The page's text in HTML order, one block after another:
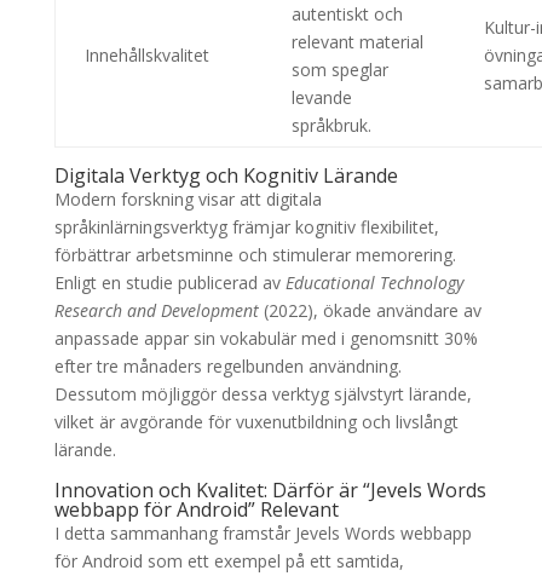
Innehållskvalitet
autentiskt och
relevant material
som speglar
levande
språkbruk.
Kultur-
Digitala Verktyg och Kognitiv Lärande
Modern forskning visar att digitala
språkinlärningsverktyg främjar kognitiv flexibilitet,
förbättrar arbetsminne och stimulerar memorering.
Enligt en studie publicerad av Educational Technology
Research and Development(2022), ökade användare av
anpassade appar sin vokabulär med i genomsnitt 30%
efter tre månaders regelbunden användning.
Dessutom möjliggör dessa verktyg självstyrt lärande,
vilket är avgörande för vuxenutbildning och livslångt
lärande.
Innovation och Kvalitet: Därför är “Jevels Words
webbapp för Android” Relevant
I detta sammanhang framstår Jevels Words webbapp
för Android som ett exempel på ett samtida,